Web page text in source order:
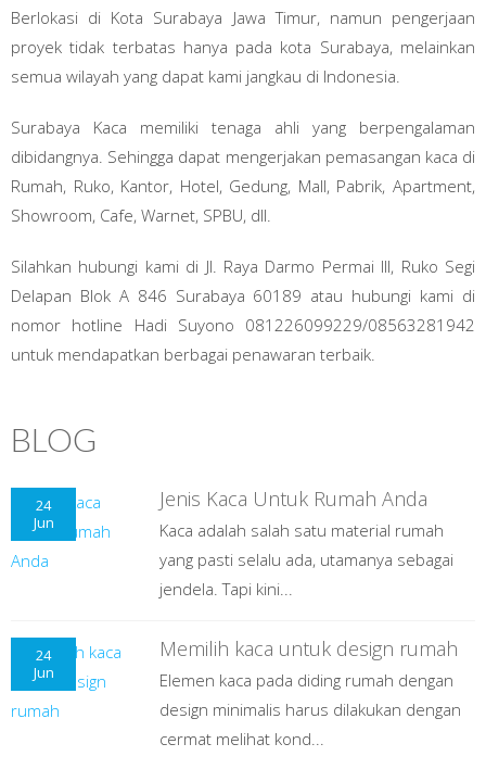
Berlokasi di Kota Surabaya Jawa Timur, namun pengerjaan
proyek tidak terbatas hanya pada kota Surabaya, melainkan
semua wilayah yang dapat kami jangkau di Indonesia.
Surabaya Kaca memiliki tenaga ahli yang berpengalaman
dibidangnya. Sehingga dapat mengerjakan pemasangan kaca di
Rumah, Ruko, Kantor, Hotel, Gedung, Mall, Pabrik, Apartment,
Showroom, Cafe, Warnet, SPBU, dll.
Silahkan hubungi kami di Jl. Raya Darmo Permai III, Ruko Segi
Delapan Blok A 846 Surabaya 60189 atau hubungi kami di
nomor hotline Hadi Suyono 081226099229/08563281942
untuk mendapatkan berbagai penawaran terbaik.
BLOG
24
Jun
Jenis Kaca Untuk Rumah Anda
Kaca adalah salah satu material rumah
yang pasti selalu ada, utamanya sebagai
jendela. Tapi kini...
24
Jun
Memilih kaca untuk design rumah
Elemen kaca pada diding rumah dengan
design minimalis harus dilakukan dengan
cermat melihat kond...